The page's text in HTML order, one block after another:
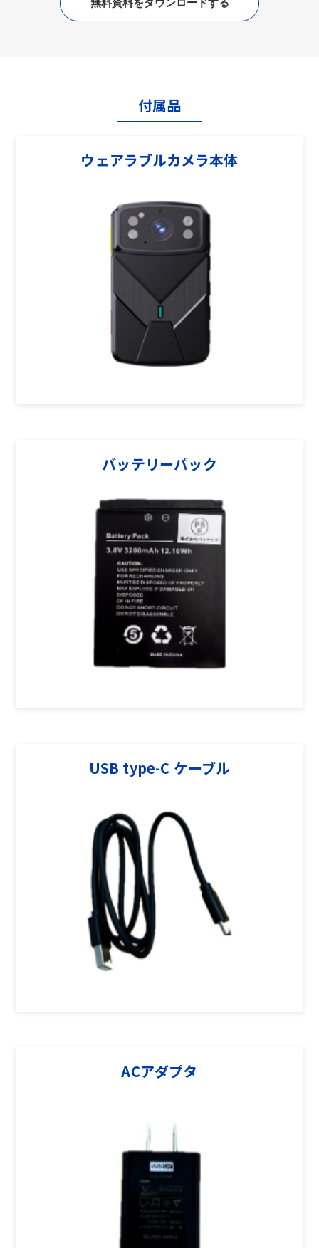
付属品
ウェアラブルカメラ本体
バッテリーパック
USB type-C ケーブル
ACアダプタ